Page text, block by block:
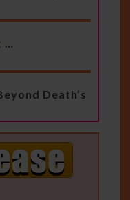
…
Death’s